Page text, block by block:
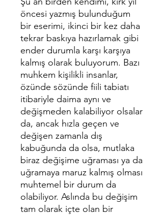
öncesi yazmış bulunduğum
bir eserimi, ikinci bir kez daha
tekrar baskıya hazırlamak gibi
ender durumla karşı karşıya
kalmış olarak buluyorum. Bazı
muhkem kişilikli insanlar,
özünde sözünde fiili tabiatı
itibariyle daima aynı ve
değişmeden kalabiliyor olsalar
da, ancak hızla geçen ve
değişen zamanla dış
kabuğunda da olsa, mutlaka
biraz değişime uğraması ya da
uğramaya maruz kalmış olması
muhtemel bir durum da
olabiliyor. Aslında bu değişim
tam olarak içte olan bir